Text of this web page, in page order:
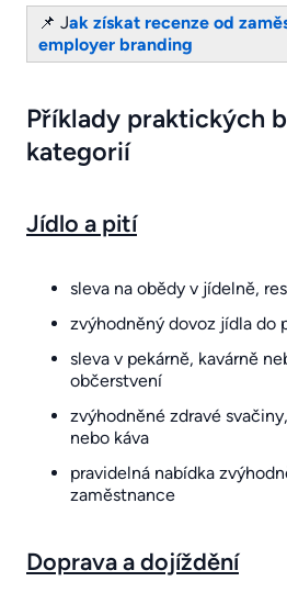
📌 Jak získat recenze od
employer branding
Příklady praktických
kategorií
Jídlo a pití
sleva na obědy v jídelně,
zvýhodněný dovoz jídla do
sleva v pekárně, kavárně
občerstvení
zvýhodněné zdravé
nebo káva
pravidelná nabídka
zaměstnance
Doprava a dojíždění